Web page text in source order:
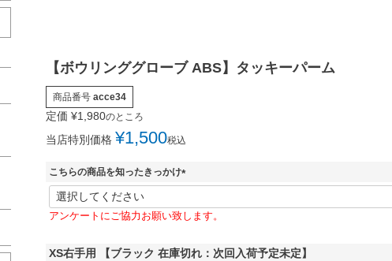
【ボウリンググローブ ABS】タッキーパーム
商品番号 acce34
定価 ¥1,980のところ
当店特別価格 ¥1,500税込
こちらの商品を知ったきっかけ
(
須
アンケートにご協力お願い致します。
XS右手用 【ブラック 在庫切れ：次回入荷予定未定】